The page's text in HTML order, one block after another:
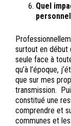
Quel
surtout en début
seule face à
qu’à l’époque,
que sur mes
transmission.
constitué une
comprendre et
communes et